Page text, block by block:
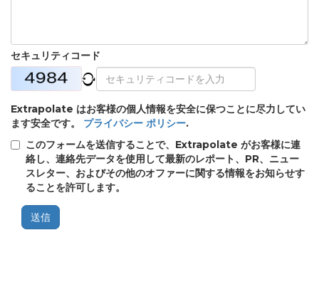
セキュリティコード
Extrapolate はお客様の個人情報を安全に保つことに尽力してい
ます安全です。 プライバシー ポリシー.
このフォームを送信することで、Extrapolate がお客様に連
絡し、連絡先データを使用して最新のレポート、PR、ニュー
スレター、およびその他のオファーに関する情報をお知らせす
ることを許可します。
送信